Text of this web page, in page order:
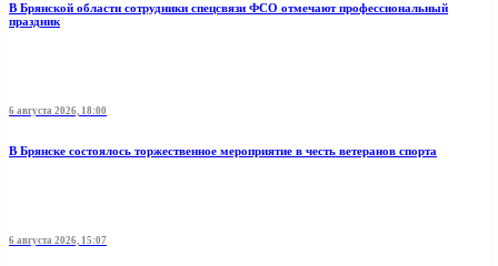
В Брянской области сотрудники спецсвязи ФСО отмечают профессиональный
праздник
6 августа 2026, 18:00
В Брянске состоялось торжественное мероприятие в честь ветеранов спорта
6 августа 2026, 15:07